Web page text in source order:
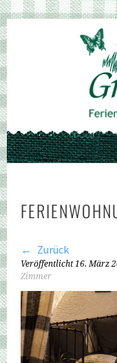
Springe
zum
Inhalt
Zurück
Veröffentlicht16. März
Zimmer